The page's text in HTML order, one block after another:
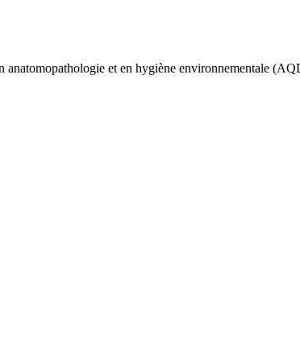
anatomopathologie et en hygiène environnementale